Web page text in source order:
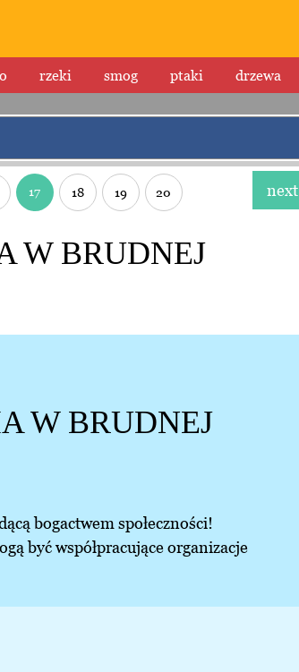
rzeki smog ptaki drzewa
17 18 19 20 next
W BRUDNEJ
W BRUDNEJ
bogactwem społeczności!
być współpracujące organizacje